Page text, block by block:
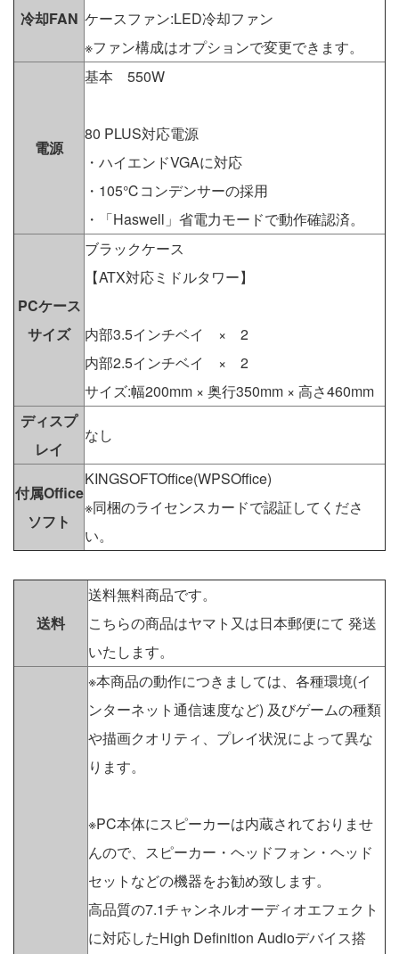
冷却FAN ケースファン:LED冷却ファン
※ファン構成はオプションで変更できます。
電源
基本 550W
80 PLUS対応電源
・ハイエンドVGAに対応
・105℃コンデンサーの採用
・「Haswell」省電力モードで動作確認済。
PCケース
サイズ
ブラックケース
【ATX対応ミドルタワー】
内部3.5インチベイ × 2
内部2.5インチベイ × 2
サイズ:幅200mm × 奥行350mm × 高さ460mm
ディスプ
レイ
なし
付属Office
ソフト
KINGSOFTOffice(WPSOffice)
※同梱のライセンスカードで認証してくださ
い。
送料
送料無料商品です。
こちらの商品はヤマト又は日本郵便にて 発送
いたします。
※本商品の動作につきましては、各種環境(イ
ンターネット通信速度など) 及びゲームの種類
や描画クオリティ、プレイ状況によって異な
ります。
※PC本体にスピーカーは内蔵されておりませ
んので、スピーカー・ヘッドフォン・ヘッド
セットなどの機器をお勧め致します。
高品質の7.1チャンネルオーディオエフェクト
に対応したHigh Definition Audioデバイス搭